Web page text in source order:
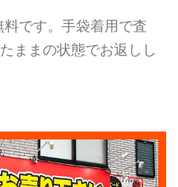
です。手袋着用で査
ままの状態でお返しし